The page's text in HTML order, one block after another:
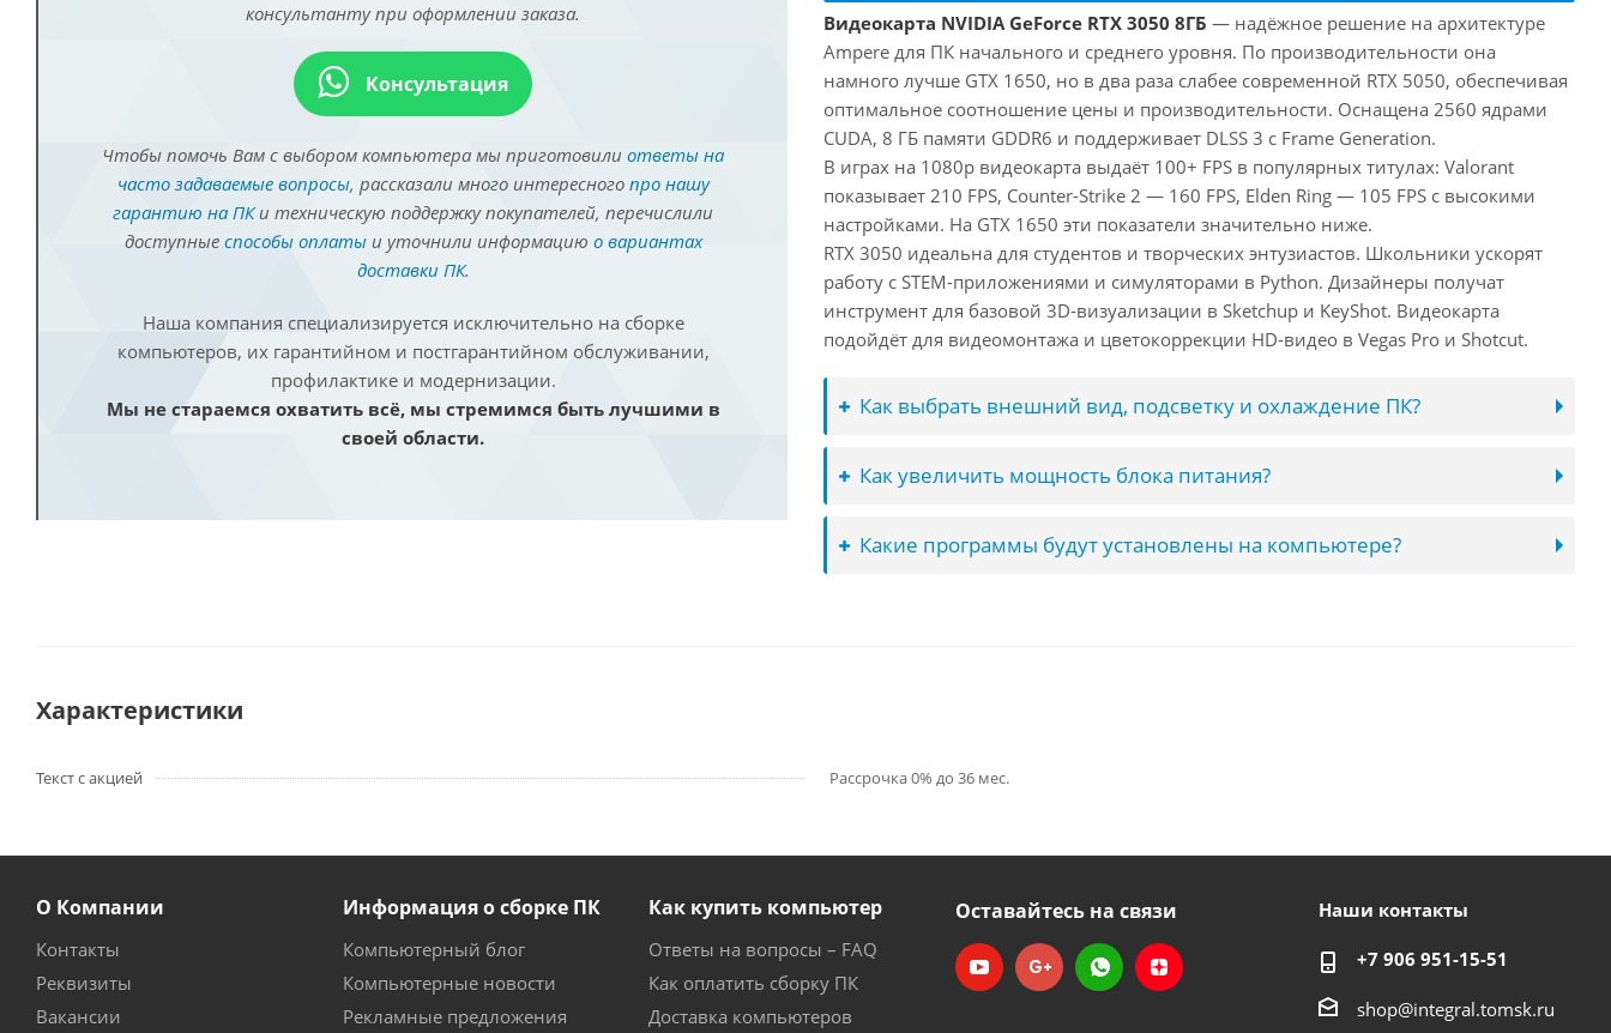
консультанту при оформлении заказа.
Консультация
Чтобы помочь Вам с выбором компьютера мы приготовили ответы на
часто задаваемые вопросы, рассказали много интересного про нашу
гарантию на ПКи техническую поддержку покупателей, перечислили
доступные способы оплатыи уточнили информацию о вариантах
доставки ПК.
Наша компания специализируется исключительно на сборке
компьютеров, их гарантийном и постгарантийном обслуживании,
профилактике и модернизации.
Мы не стараемся охватить всё, мы стремимся быть лучшими в
своей области.
Видеокарта NVIDIA GeForce RTX 3050 8ГБ — надёжное решение на архитектуре
Ampere для ПК начального и среднего уровня. По производительности она
намного лучше GTX 1650, но в два раза слабее современной RTX 5050, обеспечивая
оптимальное соотношение цены и производительности. Оснащена 2560 ядрами
CUDA, 8 ГБ памяти GDDR6 и поддерживает DLSS 3 с Frame Generation.
В играх на 1080p видеокарта выдаёт 100+ FPS в популярных титулах: Valorant
показывает 210 FPS, Counter-Strike 2 — 160 FPS, Elden Ring — 105 FPS с высокими
настройками. На GTX 1650 эти показатели значительно ниже.
RTX 3050 идеальна для студентов и творческих энтузиастов. Школьники ускорят
работу с STEM-приложениями и симуляторами в Python. Дизайнеры получат
инструмент для базовой 3D-визуализации в Sketchup и KeyShot. Видеокарта
подойдёт для видеомонтажа и цветокоррекции HD-видео в Vegas Pro и Shotcut.
Как выбрать внешний вид, подсветку и охлаждение ПК?
Как увеличить мощность блока питания?
Какие программы будут установлены на компьютере?
Характеристики
Текст с акцией Рассрочка 0% до 36 мес.
О Компании
Контакты
Реквизиты
Вакансии
Информация о сборке ПК
Компьютерный блог
Компьютерные новости
Рекламные предложения
Как купить компьютер
Ответы на вопросы – FAQ
Как оплатить сборку ПК
Доставка компьютеров
Оставайтесь на связи Наши контакты
+7 906 951-15-51
shop@integral.tomsk.ru